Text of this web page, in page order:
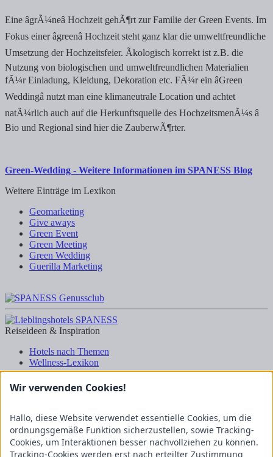
Eine âgrÃ¼neâ Hochzeit gehÃ¶rt zur Familie der Green Events. Im
Fokus einer âgreenâ Hochzeit steht ganz klar die umweltfreundliche
Umsetzung der Hochzeitsfeier. Ãkologisch korrekt ist z.B. die
Nutzung von biologischen und umweltfreundlichen Materialien
fÃ¼r Einladung, Kleidung, Dekoration etc. FÃ¼r ein âGreen
Weddingâ nutzt man eine klimaneutrale Location und achtet
natÃ¼rlich auch auf die Herkunftsquelle des HochzeitsmenÃ¼s â
Bio und Regional sind hier die ZauberwÃ¶rter.
Green-Wedding - Weitere Informationen im SPANESS Blog
Weitere Einträge im Lexikon
Geomarketing
Give aways
Green Event
Green Meeting
Green Wedding
Guerilla Marketing
Reiseideen & Inspiration
Hotels nach Themen
Wellness-Lexikon
Business-Lexikon
Urlaubsregionen in Deutschland
Kooperation & Zusammenarbeit
Kundenbereich
Wir verwenden Cookies!
Hallo, diese Website verwendet essentielle Cookies, um die
ordnungsgemäße Funktion sicherzustellen, sowie Tracking-
Cookies, um Interaktionen besser nachvollziehen zu können.
Tracking-Cookies werden erst nach erteilter Zustimmung